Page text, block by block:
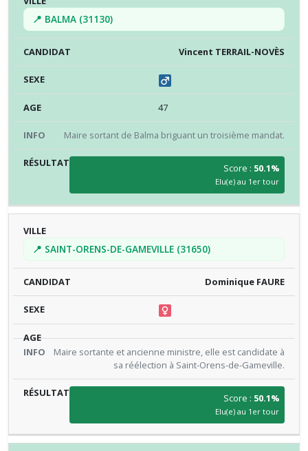
📍 BALMA (31130)
Vincent TERRAIL-NOVÈS
47
Maire sortant de Balma briguant un troisième mandat.
Score : 50.1%
Elu(e) au 1er tour
📍 SAINT-ORENS-DE-GAMEVILLE (31650)
Dominique FAURE
Maire sortante et ancienne ministre, elle est candidate à
sa réélection à Saint-Orens-de-Gameville.
Score : 50.1%
Elu(e) au 1er tour